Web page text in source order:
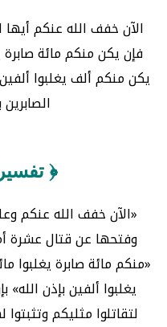
الآن خفف الله عنكم
فإن يكن منكم مائة صابرة
يكن منكم ألف يغلبوا
﴿
«الآن خفف الله عنكم
وفتحها عن قتال عشرة
«منكم مائة صابرة يغلبوا
يغلبوا ألفين بإذن
لتقاتلوا مثليكم